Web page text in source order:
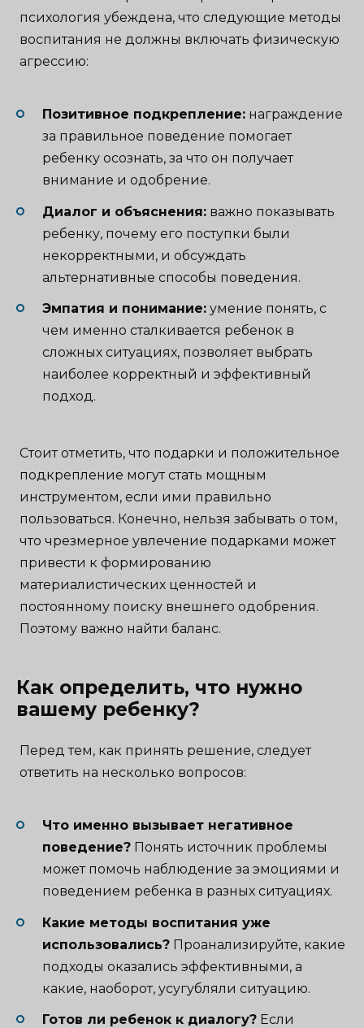
психология убеждена, что следующие методы
воспитания не должны включать физическую
агрессию:
Позитивное подкрепление: награждение
за правильное поведение помогает
ребенку осознать, за что он получает
внимание и одобрение.
Диалог и объяснения: важно показывать
ребенку, почему его поступки были
некорректными, и обсуждать
альтернативные способы поведения.
Эмпатия и понимание: умение понять, с
чем именно сталкивается ребенок в
сложных ситуациях, позволяет выбрать
наиболее корректный и эффективный
подход.
Стоит отметить, что подарки и положительное
подкрепление могут стать мощным
инструментом, если ими правильно
пользоваться. Конечно, нельзя забывать о том,
что чрезмерное увлечение подарками может
привести к формированию
материалистических ценностей и
постоянному поиску внешнего одобрения.
Поэтому важно найти баланс.
Как определить, что нужно
вашему ребенку?
Перед тем, как принять решение, следует
ответить на несколько вопросов:
Что именно вызывает негативное
поведение? Понять источник проблемы
может помочь наблюдение за эмоциями и
поведением ребенка в разных ситуациях.
Какие методы воспитания уже
использовались? Проанализируйте, какие
подходы оказались эффективными, а
какие, наоборот, усугубляли ситуацию.
Готов ли ребенок к диалогу? Если